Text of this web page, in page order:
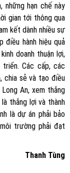
những hạn chế này
gian tới thông qua
kết dành nhiều sự
điều hành hiệu quả
doanh thuận lợi,
triển. Các cấp, các
chia sẻ và tạo điều
An, xem thắng
thắng lợi và thành
là dự án phải bảo
trường phải đạt
Thanh Tùng